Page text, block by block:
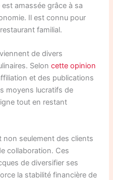
amassée grâce à sa
Il est connu pour
familial.
de divers
Seloncette opinion
et des publications
moyens lucratifs de
tout en restant
non seulement des clients
collaboration. Ces
de diversifier ses
la stabilité financière de